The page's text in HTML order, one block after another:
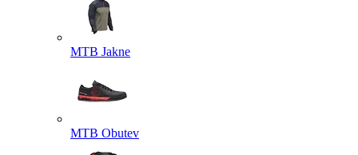
MTB Jakne
MTB Obutev